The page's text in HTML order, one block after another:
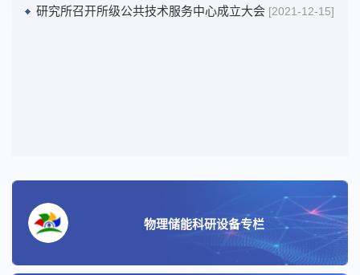
研究所召开所级公共技术服务中心成立大会 [2021-12-15]
物理储能科研设备专栏